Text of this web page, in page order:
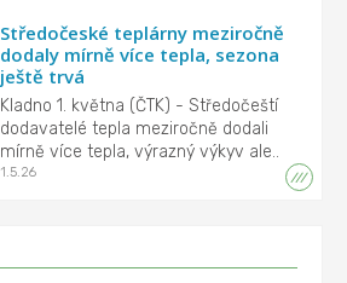
Středočeské teplárny meziročně
dodaly mírně více tepla, sezona
ještě trvá
Kladno 1. května (ČTK) - Středočeští
dodavatelé tepla meziročně dodali
mírně více tepla, výrazný výkyv ale..
1.5.26